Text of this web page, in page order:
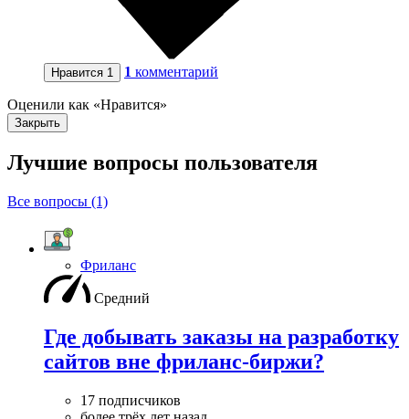
Нравится 1 1 комментарий
Оценили как «Нравится»
Закрыть
Лучшие вопросы пользователя
Все вопросы (1)
Фриланс
Средний
Где добывать заказы на разработку
сайтов вне фриланс-биржи?
17 подписчиков